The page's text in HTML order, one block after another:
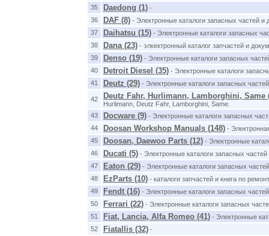
35
Daedong (1) -
36
DAF (8) - Электронные каталоги запасных частей
37
Daihatsu (15) - Электронные каталоги запасных
38
Dana (23) - элкектронный каталог запчастей и
39
Denso (19) - Электронные каталоги запасных
40
Detroit Diesel (35) - Электронные каталоги
41
Deutz (29) - Электронные каталоги запасных
42 Deutz Fahr, Hurlimann, Lamborghini, Same
Hurlimann, Deutz Fahr, Lamborghini, Same.
43
Docware (9) - Электронные каталоги запасных
44
Doosan Workshop Manuals (148) -
45
Doosan, Daewoo Parts (12) - Электронные
46
Ducati (5) - Электронные каталоги запасных
47
Eaton (29) - Электронные каталоги запасных
48
EzParts (10) - каталоги запчастей и книга по
49
Fendt (16) - Электронные каталоги запасных
50
Ferrari (22) - Электронные каталоги запасных
51
Fiat, Lancia, Alfa Romeo (41) - Электронные
52
Fiatallis (32) -